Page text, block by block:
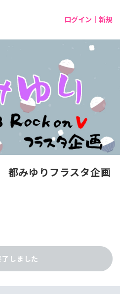
ログイン｜新規
みゆりフラスタ企画
了しました